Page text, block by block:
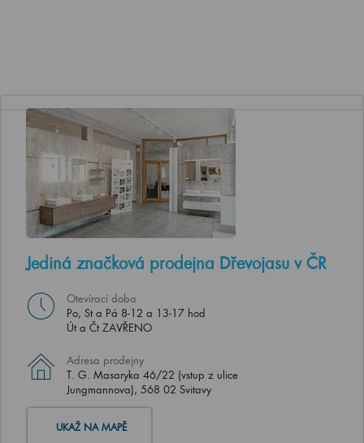
Jediná značková prodejna Dřevojasu v ČR
Otevírací doba
Po, St a Pá 8-12 a 13-17 hod
Út a Čt ZAVŘENO
Adresa prodejny
T. G. Masaryka 46/22 (vstup z ulice
Jungmannova), 568 02 Svitavy
UKAŽ NA MAPĚ